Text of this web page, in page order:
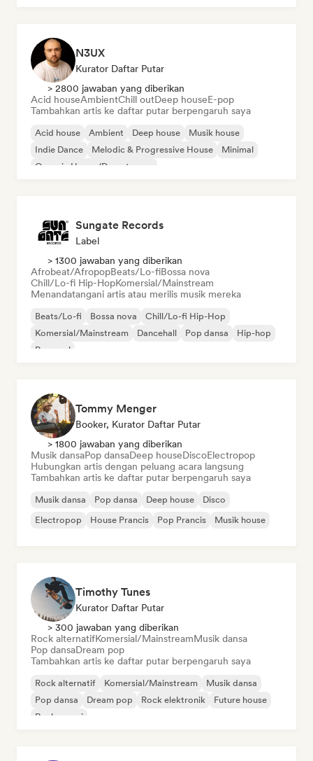
N3UX
Kurator Daftar Putar
> 2800 jawaban yang diberikan
Acid houseAmbientChill outDeep houseE-pop
Tambahkan artis ke daftar putar berpengaruh saya
Acid house Ambient Deep house
Musik house
Indie Dance
Melodic & Progressive House
Minimal
Organic House/Downtempo
Sungate Records
Label
> 1300 jawaban yang diberikan
Afrobeat/AfropopBeats/Lo-fiBossa nova
Chill/Lo-fi Hip-HopKomersial/Mainstream
Menandatangani artis atau merilis musik mereka
Beats/Lo-fi Bossa nova
Chill/Lo-fi Hip-Hop
Komersial/Mainstream
Dancehall Pop dansa
Hip-hop
Pop soul
Tommy Menger
Booker, Kurator Daftar Putar
> 1800 jawaban yang diberikan
Musik dansaPop dansaDeep houseDiscoElectropop
Hubungkan artis dengan peluang acara langsung
Tambahkan artis ke daftar putar berpengaruh saya
Musik dansa Pop dansa Deep house
Disco
Electropop
House Prancis Pop Prancis Musik house
Timothy Tunes
Kurator Daftar Putar
> 300 jawaban yang diberikan
Rock alternatifKomersial/MainstreamMusik dansa
Pop dansaDream pop
Tambahkan artis ke daftar putar berpengaruh saya
Rock alternatif Komersial/Mainstream
Musik dansa
Pop dansa
Dream pop Rock elektronik
Future house
Rock garasi